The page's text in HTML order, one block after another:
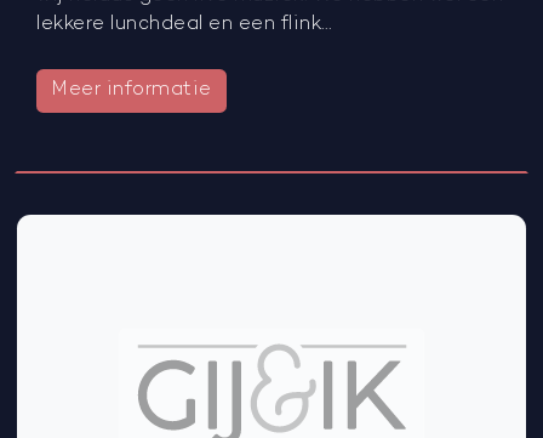
lekkere lunchdeal en een flink…
Meer informatie